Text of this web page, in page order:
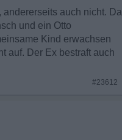
auch nicht. Da
und ein Otto
Kind erwachsen
auf. Der Ex bestraft auch
#23612